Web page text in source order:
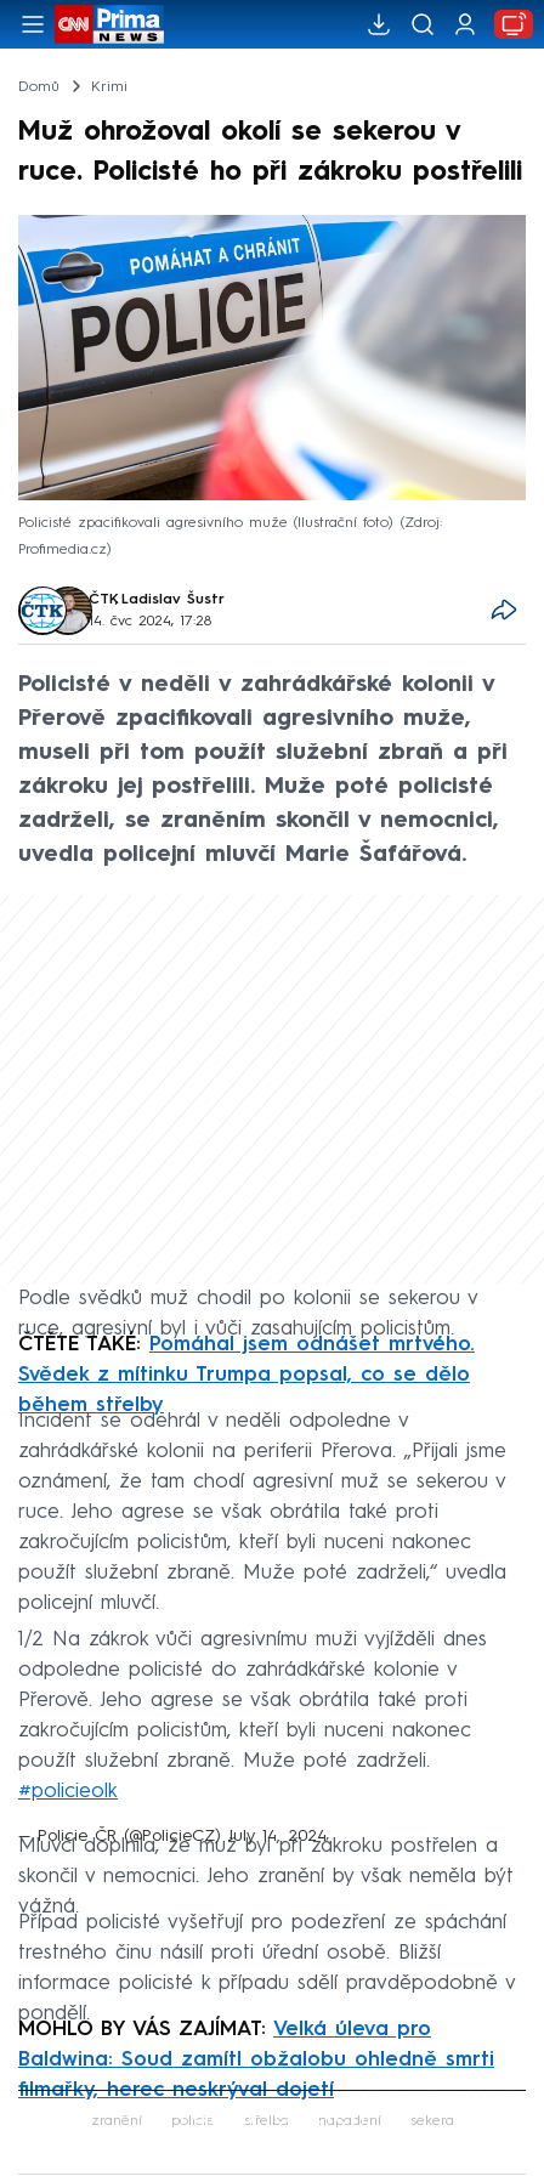
Domů Krimi
Muž ohrožoval okolí se sekerou v
ruce. Policisté ho při zákroku postřelili
Policisté zpacifikovali agresivního muže (Ilustrační foto)
Zdroj:
Profimedia.cz
ČTK, Ladislav Šustr
14. čvc 2024, 17:28
Policisté v neděli v zahrádkářské kolonii v
Přerově zpacifikovali agresivního muže,
museli při tom použít služební zbraň a při
zákroku jej postřelili. Muže poté policisté
zadrželi, se zraněním skončil v nemocnici,
uvedla policejní mluvčí Marie Šafářová.
Podle svědků muž chodil po kolonii se sekerou v
ruce, agresivní byl i vůči zasahujícím policistům.
ČTĚTE TAKÉ:
Pomáhal jsem odnášet mrtvého.
Svědek z mítinku Trumpa popsal, co se dělo
během střelby
Incident se odehrál v neděli odpoledne v
zahrádkářské kolonii na periferii Přerova. „Přijali jsme
oznámení, že tam chodí agresivní muž se sekerou v
ruce. Jeho agrese se však obrátila také proti
zakročujícím policistům, kteří byli nuceni nakonec
použít služební zbraně. Muže poté zadrželi,“ uvedla
policejní mluvčí.
1/2 Na zákrok vůči agresivnímu muži vyjížděli dnes
odpoledne policisté do zahrádkářské kolonie v
Přerově. Jeho agrese se však obrátila také proti
zakročujícím policistům, kteří byli nuceni nakonec
použít služební zbraně. Muže poté zadrželi.
#policieolk
— Policie ČR (@PolicieCZ) July 14, 2024
Mluvčí doplnila, že muž byl při zákroku postřelen a
skončil v nemocnici. Jeho zranění by však neměla být
vážná.
Případ policisté vyšetřují pro podezření ze spáchání
trestného činu násilí proti úřední osobě. Bližší
informace policisté k případu sdělí pravděpodobně v
pondělí.
MOHLO BY VÁS ZAJÍMAT: Velká úleva pro
Baldwina: Soud zamítl obžalobu ohledně smrti
filmařky, herec neskrýval dojetí
Failed to fetch
zranění policie střelba napadení sekera